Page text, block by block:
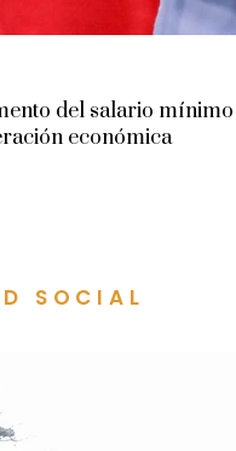
del salario
económica
SOCIAL